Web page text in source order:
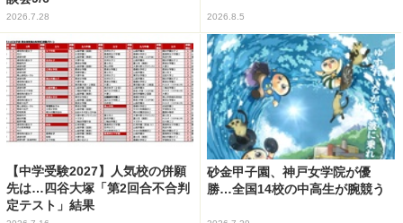
2026.7.28 2026.8.5
【中学受験2027】人気校の併願
先は…四谷大塚「第2回合不合判
定テスト」結果
砂金甲子園、神戸女学院が優
勝…全国14校の中高生が腕競う